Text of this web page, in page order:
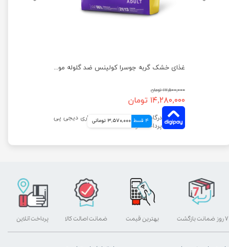
غذای خشک گربه جوسرا کولینس ضد گلوله مویی وزن 10 کیلوگرم
۱۷,۵۰۰,۰۰۰ تومان
۱۴,۲۸۰,۰۰۰ تومان
4 قسط 3,570,000 تومانی
بهترین قیمت پرداخت آنلاین ۷ روز ضمانت بازگشت ضمانت اصالت کالا